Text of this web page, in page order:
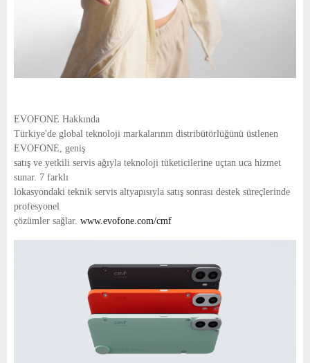
EVOFONE Hakkında
Türkiye'de global teknoloji markalarının distribütörlüğünü üstlenen
EVOFONE, geniş
satış ve yetkili servis ağıyla teknoloji tüketicilerine uçtan uca hizmet
sunar. 7 farklı
lokasyondaki teknik servis altyapısıyla satış sonrası destek süreçlerinde
profesyonel
çözümler sağlar. www.evofone.com/cmf